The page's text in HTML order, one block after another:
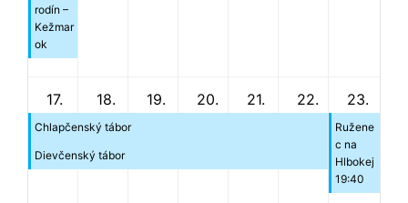
rodín –
Kežmar
ok
17.
Chlapčenský tábor
Dievčenský tábor
18. 19. 20. 21. 22. 23.
Ružene
c na
Hlbokej
19:40